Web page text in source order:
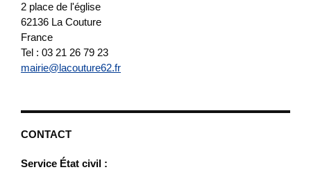
2 place de l'église
62136 La Couture
France
Tel : 03 21 26 79 23
mairie@lacouture62.fr
CONTACT
Service État civil :